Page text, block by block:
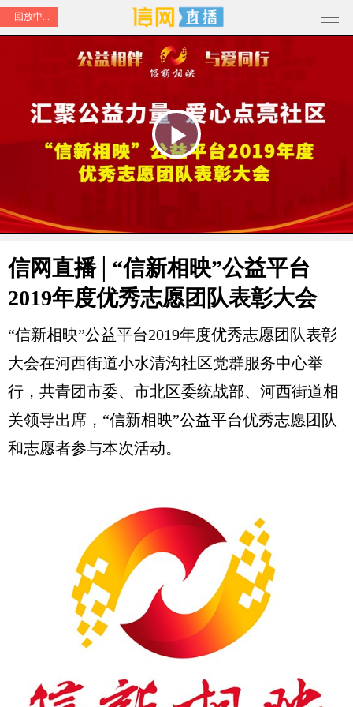
回放中...
Play
信网直播│“信新相映”公益平台
2019年度优秀志愿团队表彰大会
“信新相映”公益平台2019年度优秀志愿团队表彰
大会在河西街道小水清沟社区党群服务中心举
行，共青团市委、市北区委统战部、河西街道相
关领导出席，“信新相映”公益平台优秀志愿团队
和志愿者参与本次活动。